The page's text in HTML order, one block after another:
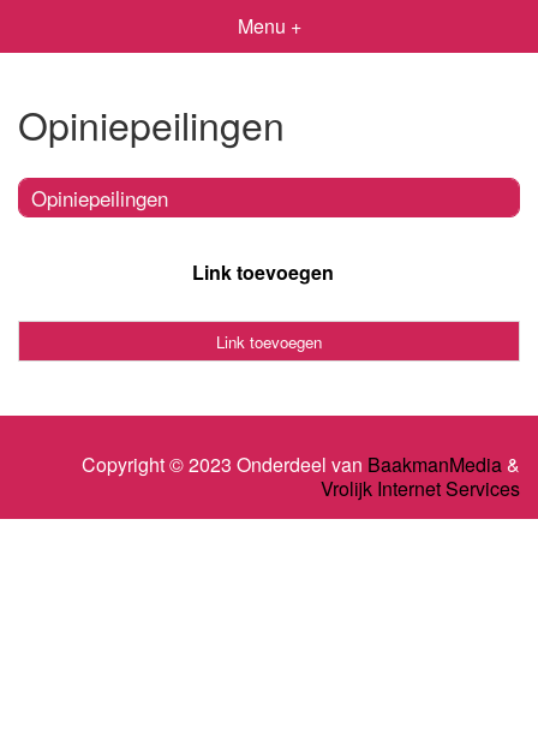
Menu +
Opiniepeilingen
Opiniepeilingen
Link toevoegen
Link toevoegen
Copyright © 2023 Onderdeel van BaakmanMedia&
Vrolijk Internet Services